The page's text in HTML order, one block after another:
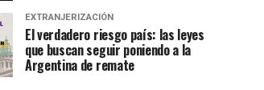
EXTRANJERIZACIÓN
El verdadero riesgo país: las leyes
que buscan seguir poniendo a la
Argentina de remate